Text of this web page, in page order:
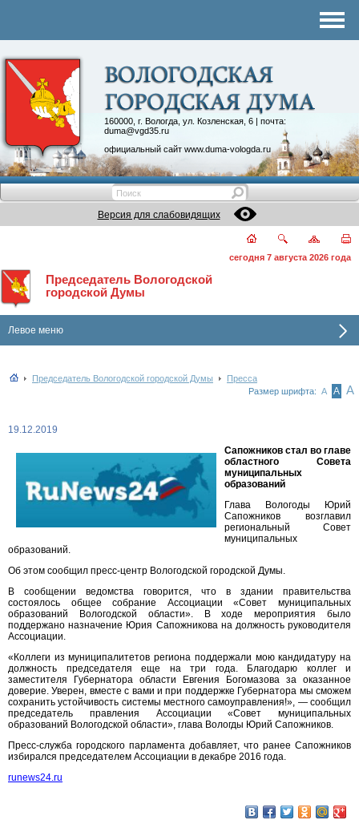
160000, г. Вологда, ул. Козленская, 6 | почта:
duma@vgd35.ru
официальный сайт www.duma-vologda.ru
Контакты
Депутатские объединения
Версия для слабовидящих
сегодня 7 августа 2026 года
Председатель Вологодской
городской Думы
Левое меню
Председатель Вологодской городской Думы
Пресса
Размер шрифта: А А А
19.12.2019
Сапожников стал во главе
областного Совета
муниципальных
образований
Глава Вологоды Юрий
Сапожников возглавил
региональный Совет
муниципальных
образований.
Об этом сообщил пресс-центр Вологодской городской Думы.
В сообщении ведомства говорится, что в здании правительства
состоялось общее собрание Ассоциации «Совет муниципальных
образований Вологодской области». В ходе мероприятия было
поддержано назначение Юрия Сапожникова на должность руководителя
Ассоциации.
«Коллеги из муниципалитетов региона поддержали мою кандидатуру на
должность председателя еще на три года. Благодарю коллег и
заместителя Губернатора области Евгения Богомазова за оказанное
доверие. Уверен, вместе с вами и при поддержке Губернатора мы сможем
сохранить устойчивость системы местного самоуправления!», — сообщил
председатель правления Ассоциации «Совет муниципальных
образований Вологодской области», глава Вологды Юрий Сапожников.
Пресс-служба городского парламента добавляет, что ранее Сапожников
избирался председателем Ассоциации в декабре 2016 года.
runews24.ru